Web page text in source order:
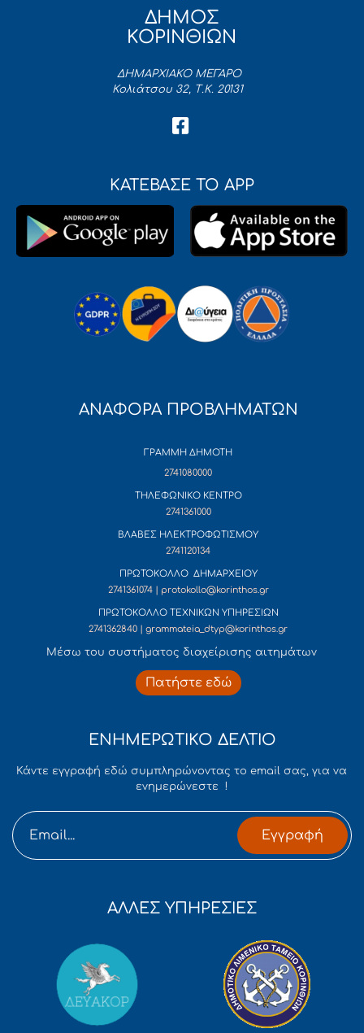
ΔΗΜΟΣ
ΚΟΡΙΝΘΙΩΝ
ΔΗΜΑΡΧΙΑΚΟ ΜΕΓΑΡΟ
Κολιάτσου 32, Τ.Κ. 20131
ΚΑΤΕΒΑΣΕ ΤΟ APP
ΑΝΑΦΟΡΑ ΠΡΟΒΛΗΜΑΤΩΝ
ΓΡΑΜΜΗ ΔΗΜΟΤΗ
2741080000
ΤΗΛΕΦΩΝΙΚΟ ΚΕΝΤΡΟ
2741361000
ΒΛΑΒΕΣ ΗΛΕΚΤΡΟΦΩΤΙΣΜΟΥ
2741120134
ΠΡΩΤΟΚΟΛΛΟ ΔΗΜΑΡΧΕΙΟΥ
2741361074 | protokollo@korinthos.gr
ΠΡΩΤΟΚΟΛΛΟ ΤΕΧΝΙΚΩΝ ΥΠΗΡΕΣΙΩΝ
2741362840 | grammateia_dtyp@korinthos.gr
Mέσω του συστήματος διαχείρισης αιτημάτων
Πατήστε εδώ
ΕΝΗΜΕΡΩΤΙΚΟ ΔΕΛΤΙΟ
Κάντε εγγραφή εδώ συμπληρώνοντας το email σας, για να
ενημερώνεστε !
Εγγραφή
ΑΛΛΕΣ ΥΠΗΡΕΣΙΕΣ